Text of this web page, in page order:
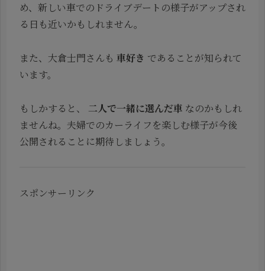
め、新しい車でのドライブデートの様子がアップされ
る日も近いかもしれません。
また、大倉士門さんも 車好き であることが知られて
います。
もしかすると、 二人で一緒に選んだ車 なのかもしれ
ませんね。夫婦でのカーライフを楽しむ様子が今後
公開されることに期待しましょう。
スポンサーリンク